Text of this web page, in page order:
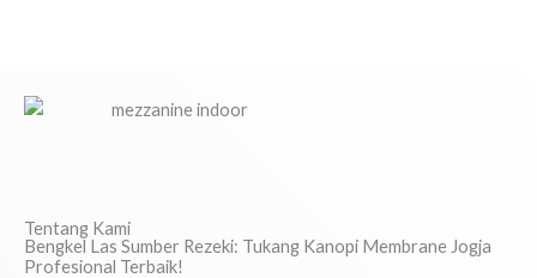
Tentang Kami
Bengkel Las Sumber Rezeki: Tukang Kanopi Membrane Jogja
Profesional Terbaik!